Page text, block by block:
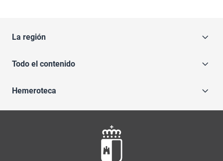
La región
Todo el contenido
Hemeroteca